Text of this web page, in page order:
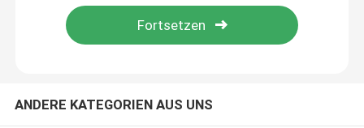
ANDERE KATEGORIEN AUS UNS